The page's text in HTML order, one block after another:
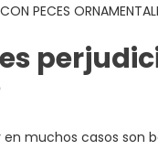
PECES
en muchos casos son